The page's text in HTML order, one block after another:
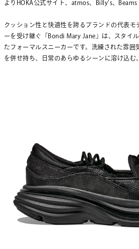
よりHOKA公式サイト、atmos、Billy’s、Beams
クッション性と快適性を誇るブランドの代表
ーを受け継ぐ「Bondi Mary Jane」は、スタイ
たフォーマルスニーカーです。洗練された雰囲
を併せ持ち、日常のあらゆるシーンに溶け込む